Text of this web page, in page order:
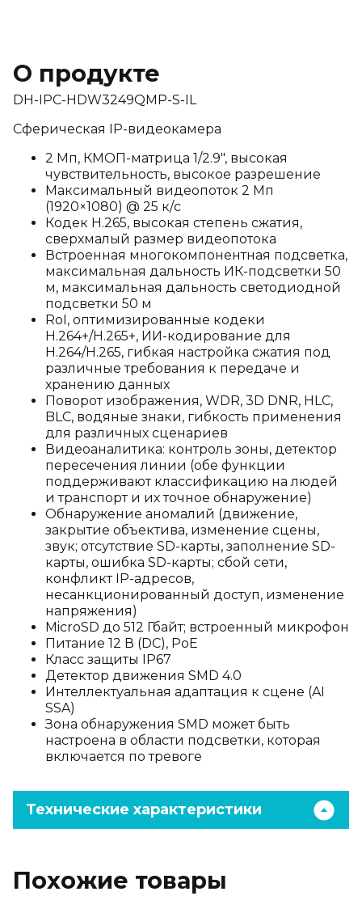
О продукте
DH-IPC-HDW3249QMP-S-IL
Сферическая IP-видеокамера
2 Мп, КМОП-матрица 1/2.9", высокая
чувствительность, высокое разрешение
Максимальный видеопоток 2 Мп
(1920×1080) @ 25 к/с
Кодек H.265, высокая степень сжатия,
сверхмалый размер видеопотока
Встроенная многокомпонентная подсветка,
максимальная дальность ИК-подсветки 50
м, максимальная дальность светодиодной
подсветки 50 м
RoI, оптимизированные кодеки
H.264+/H.265+, ИИ-кодирование для
H.264/H.265, гибкая настройка сжатия под
различные требования к передаче и
хранению данных
Поворот изображения, WDR, 3D DNR, HLC,
BLC, водяные знаки, гибкость применения
для различных сценариев
Видеоаналитика: контроль зоны, детектор
пересечения линии (обе функции
поддерживают классификацию на людей
и транспорт и их точное обнаружение)
Обнаружение аномалий (движение,
закрытие объектива, изменение сцены,
звук; отсутствие SD-карты, заполнение SD-
карты, ошибка SD-карты; сбой сети,
конфликт IP-адресов,
несанкционированный доступ, изменение
напряжения)
MicroSD до 512 Гбайт; встроенный микрофон
Питание 12 В (DC), PoE
Класс защиты IP67
Детектор движения SMD 4.0
Интеллектуальная адаптация к сцене (AI
SSA)
Зона обнаружения SMD может быть
настроена в области подсветки, которая
включается по тревоге
Технические характеристики
Похожие товары